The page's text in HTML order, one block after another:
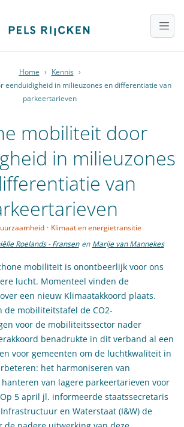
Home › Kennis ›
eenduidigheid in milieuzones en differentiatie van
parkeertarieven
mobiliteit door
in milieuzones
van
· Klimaat en energietransitie
Roelands - Fransen en Marije van Mannekes
mobiliteit is onontbeerlijk voor ons
lucht. Momenteel vinden de
een nieuw Klimaatakkoord plaats.
de mobiliteitstafel de CO2-
voor de mobiliteitssector nader
benadrukte in dit verband al een
voor gemeenten om de luchtkwaliteit in
het harmoniseren van
van lagere parkeertarieven voor
Op 5 april jl. informeerde staatssecretaris
en Waterstaat (I&W) de